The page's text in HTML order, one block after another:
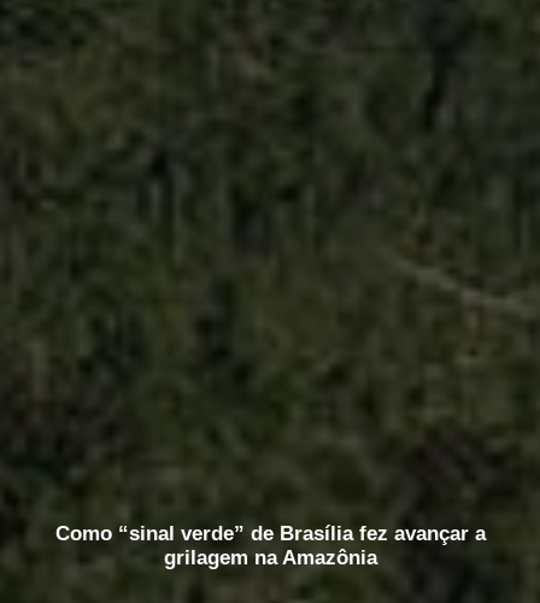
Como “sinal verde” de Brasília fez avançar a
grilagem na Amazônia